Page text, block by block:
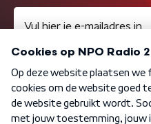
Algemene voorwaarden